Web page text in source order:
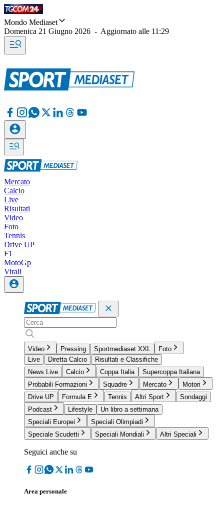
Mondo Mediaset
Domenica 21 Giugno 2026 - Aggiornato alle 11:29
Mercato
Calcio
Live
Risultati
Video
Foto
Tennis
Drive UP
F1
MotoGp
Virali
Video Pressing Sportmediaset XXL
Foto
Live
Diretta Calcio
Risultati e Classifiche
News Live
Calcio Coppa Italia
Supercoppa Italiana
Probabili Formazioni
Squadre Mercato
Motori
Drive UP
Formula E Tennis Altri Sport
Sondaggi
Podcast
Lifestyle
Un libro a settimana
Speciali Europei
Speciali Olimpiadi
Speciale Scudetti
Speciali Mondiali Altri Speciali
Seguici anche su
Area personale